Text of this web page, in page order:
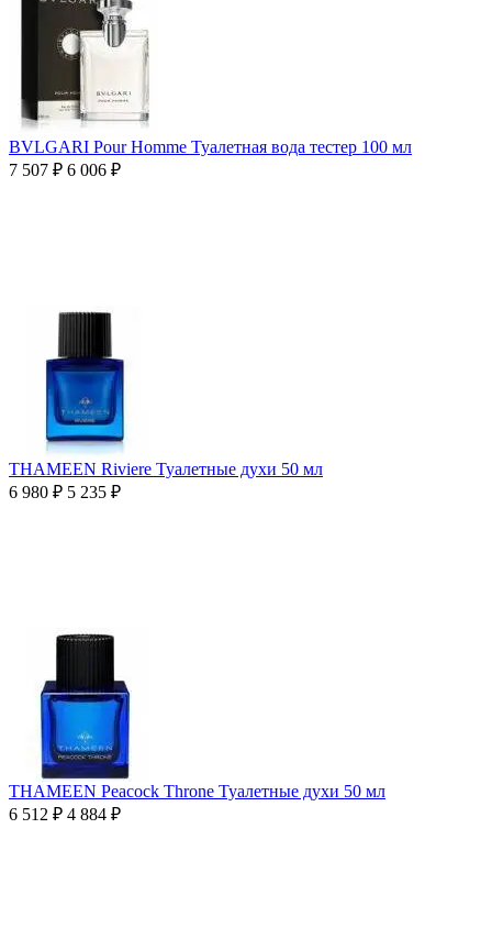
BVLGARI Pour Homme Туалетная вода тестер 100 мл
7 507 ₽ 6 006 ₽
THAMEEN Riviere Туалетные духи 50 мл
6 980 ₽ 5 235 ₽
THAMEEN Peacock Throne Туалетные духи 50 мл
6 512 ₽ 4 884 ₽